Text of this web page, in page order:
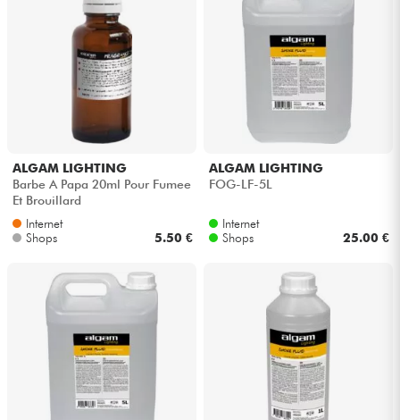
ALGAM LIGHTING
Barbe A Papa 20ml Pour Fumee
Et Brouillard
Internet
Shops
5.50 €
ALGAM LIGHTING
FOG-LF-5L
Internet
Shops
25.00 €